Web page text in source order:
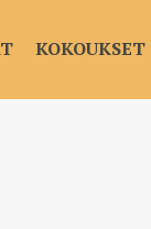
KOKOUKSET